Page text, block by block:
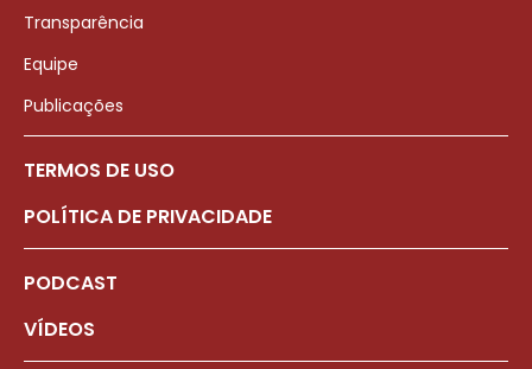
Transparência
Equipe
Publicações
TERMOS DE USO
POLÍTICA DE PRIVACIDADE
PODCAST
VÍDEOS